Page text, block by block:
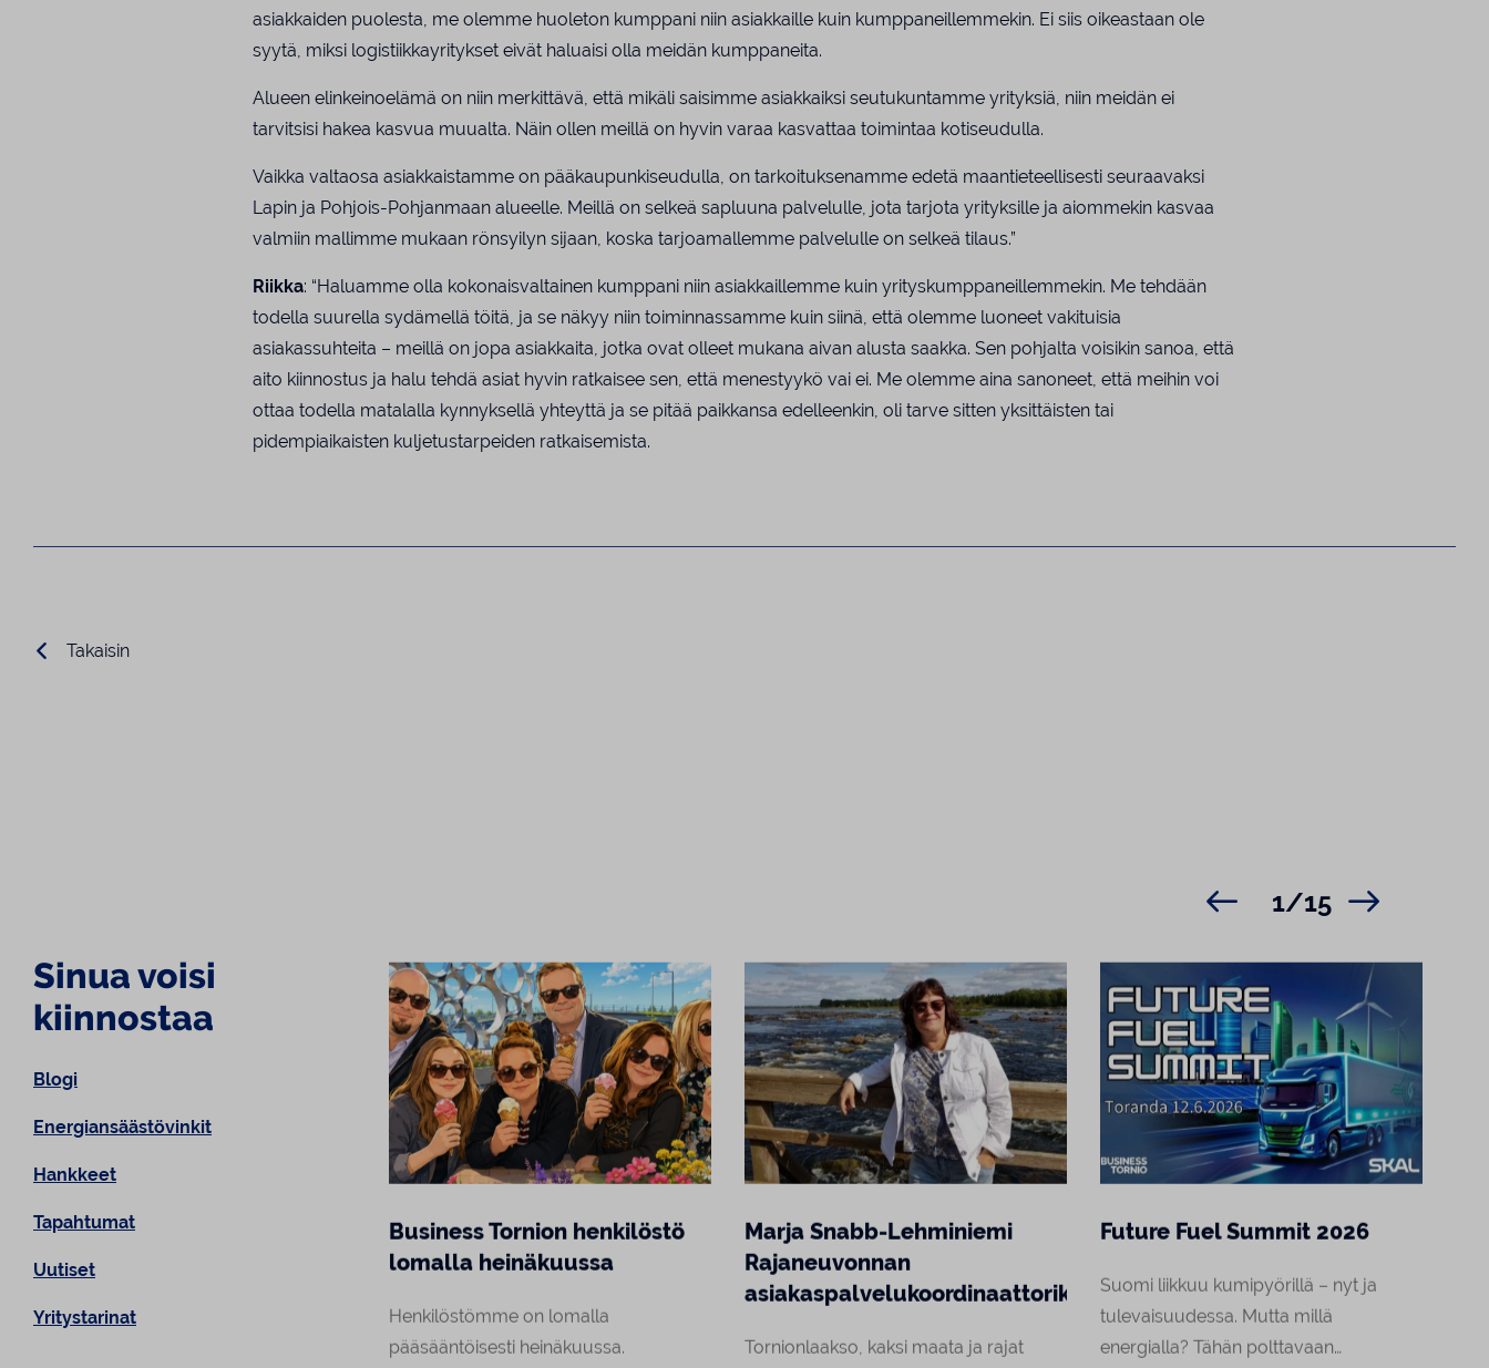
asiakkaiden puolesta, me olemme huoleton kumppani niin asiakkaille kuin kumppaneillemmekin. Ei siis oikeastaan ole
syytä, miksi logistiikkayritykset eivät haluaisi olla meidän kumppaneita.
Alueen elinkeinoelämä on niin merkittävä, että mikäli saisimme asiakkaiksi seutukuntamme yrityksiä, niin meidän ei
tarvitsisi hakea kasvua muualta. Näin ollen meillä on hyvin varaa kasvattaa toimintaa kotiseudulla.
Vaikka valtaosa asiakkaistamme on pääkaupunkiseudulla, on tarkoituksenamme edetä maantieteellisesti seuraavaksi
Lapin ja Pohjois-Pohjanmaan alueelle. Meillä on selkeä sapluuna palvelulle, jota tarjota yrityksille ja aiommekin kasvaa
valmiin mallimme mukaan rönsyilyn sijaan, koska tarjoamallemme palvelulle on selkeä tilaus.”
Riikka: “Haluamme olla kokonaisvaltainen kumppani niin asiakkaillemme kuin yrityskumppaneillemmekin. Me tehdään
todella suurella sydämellä töitä, ja se näkyy niin toiminnassamme kuin siinä, että olemme luoneet vakituisia
asiakassuhteita – meillä on jopa asiakkaita, jotka ovat olleet mukana aivan alusta saakka. Sen pohjalta voisikin sanoa, että
aito kiinnostus ja halu tehdä asiat hyvin ratkaisee sen, että menestyykö vai ei. Me olemme aina sanoneet, että meihin voi
ottaa todella matalalla kynnyksellä yhteyttä ja se pitää paikkansa edelleenkin, oli tarve sitten yksittäisten tai
pidempiaikaisten kuljetustarpeiden ratkaisemista.
Takaisin
Sinua voisi
kiinnostaa
Blogi
Energiansäästövinkit
Hankkeet
Tapahtumat
Uutiset
Yritystarinat
Infotilaisuus: Suomalaisyritys
Ruotsissa - Osa 2. Vaadittavat
henkilöverotus
Business Tornion henkilöstö
lomalla heinäkuussa
Henkilöstömme on lomalla
pääsääntöisesti heinäkuussa.
Marja Snabb-Lehminiemi
Rajaneuvonnan
asiakaspalvelukoordinaattoriksi
Tornionlaakso, kaksi maata ja rajat
Future Fuel Summit 2026
Suomi liikkuu kumipyörillä – nyt ja
tulevaisuudessa. Mutta millä
energialla? Tähän polttavaan
1/15